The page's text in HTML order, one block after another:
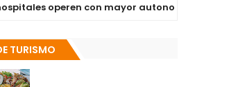
operen con mayor autonomía en los próximos
TURISMO